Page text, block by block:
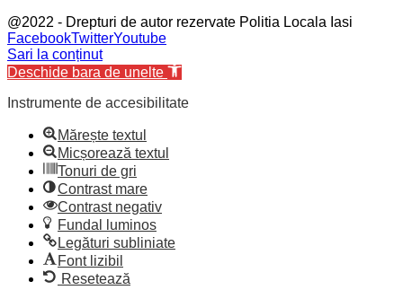
@2022 - Drepturi de autor rezervate Politia Locala Iasi
FacebookTwitterYoutube
Sari la conținut
Deschide bara de unelte
Instrumente de accesibilitate
Mărește textul
Micșorează textul
Tonuri de gri
Contrast mare
Contrast negativ
Fundal luminos
Legături subliniate
Font lizibil
Resetează